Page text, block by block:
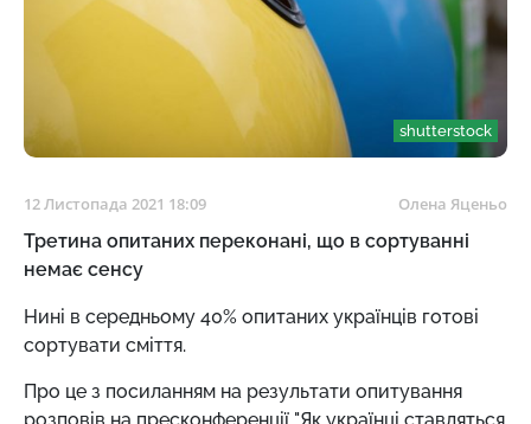
shutterstock
12 Листопада 2021 18:09 Олена Яценьо
Третина опитаних переконані, що в сортуванні
немає сенсу
Нині в середньому 40% опитаних українців готові
сортувати сміття.
Про це з посиланням на результати опитування
розповів на пресконференції "Як українці ставляться